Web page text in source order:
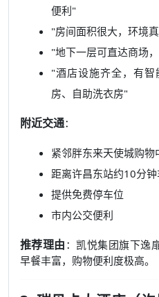
便利"
"房间面积很大，环境
"地下一层可直达商场
"酒店设施齐全，有
房、自助洗衣房"
附近交通：
紧邻胖东来天使城购物
距离许昌东站约10分
提供免费停车位
市内公交便利
推荐理由 ：凯悦集团旗下逸
早餐丰富，购物便利度极高。